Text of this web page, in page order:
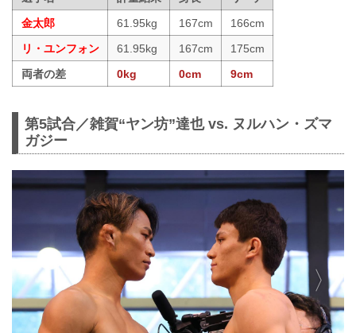
金太郎
61.95kg 167cm
166cm
リ・ユンフォン
61.95kg 167cm
175cm
両者の差
0kg 0cm 9cm
第5試合／雑賀“ヤン坊”達也 vs. ヌルハン・ズマ
ガジー